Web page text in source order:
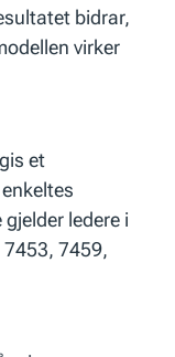
bidrar,
virker
et
ledere i
7459,